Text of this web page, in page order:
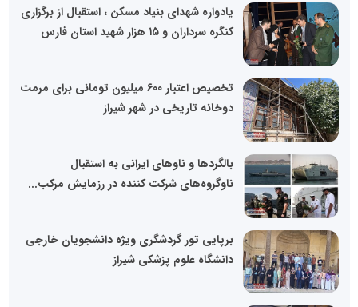
یادواره شهدای بنیاد مسکن ، استقبال از برگزاری
کنگره سرداران و ۱۵ هزار شهید استان فارس
تخصیص اعتبار 600 میلیون تومانی برای مرمت
دوخانه تاریخی در شهر شیراز
بالگردها و ناوهای ایرانی به استقبال
ناوگروه‌های شرکت کننده در رزمایش مرکب...
برپایی تور گردشگری ویژه دانشجویان خارجی
دانشگاه علوم پزشکی شیراز